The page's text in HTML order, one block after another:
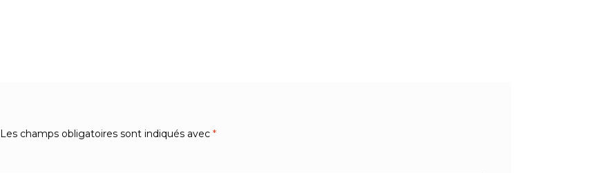
Les champs obligatoires sont indiqués avec *